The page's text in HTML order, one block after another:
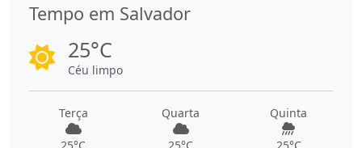
Tempo em Salvador
25°C
Céu limpo
Terça Quarta Quinta